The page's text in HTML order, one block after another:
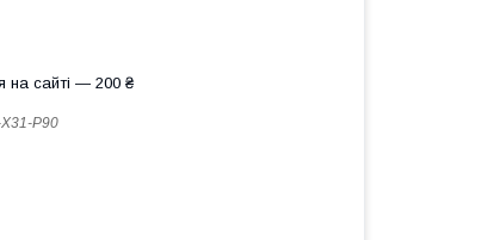
на сайті — 200 ₴
P90